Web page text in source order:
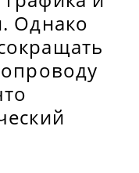
Однако